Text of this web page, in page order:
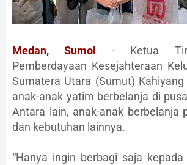
Medan, Sumol
- Ketua Tim
Pemberdayaan Kesejahteraan
Sumatera Utara (Sumut)
anak-anak yatim berbelanja di
Antara lain, anak-anak berbelanja
dan kebutuhan lainnya.
“Hanya ingin berbagi saja